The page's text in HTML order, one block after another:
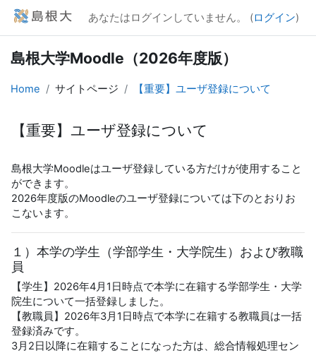
メインコンテンツへスキップする
あなたはログインしていません。 (ログイン)
島根大学Moodle（2026年度版）
Home サイトページ 【重要】ユーザ登録について
【重要】ユーザ登録について
島根大学Moodleはユーザ登録している方だけが使用すること
ができます。
2026年度版のMoodleのユーザ登録については下のとおりお
こないます。
１）本学の学生（学部学生・大学院生）および教職
員
【学生】2026年4月1日時点で本学に在籍する学部学生・大学
院生について一括登録しました。
【教職員】2026年3月1日時点で本学に在籍する教職員は一括
登録済みです。
3月2日以降に在籍することになった方は、総合情報処理セン